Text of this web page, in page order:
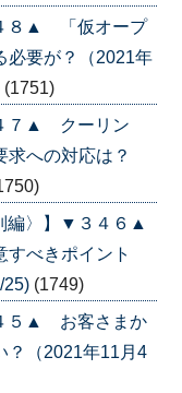
８▲ 「仮オープ
必要が？（2021年
(1751)
７▲ クーリン
求への対応は？
編〉】▼３４６▲
べきポイント
25) (1749)
５▲ お客さまか
？（2021年11月4